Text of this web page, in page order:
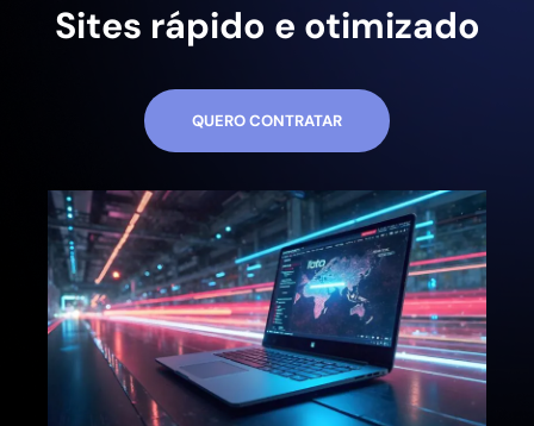
Sites rápido e otimizado
QUERO CONTRATAR